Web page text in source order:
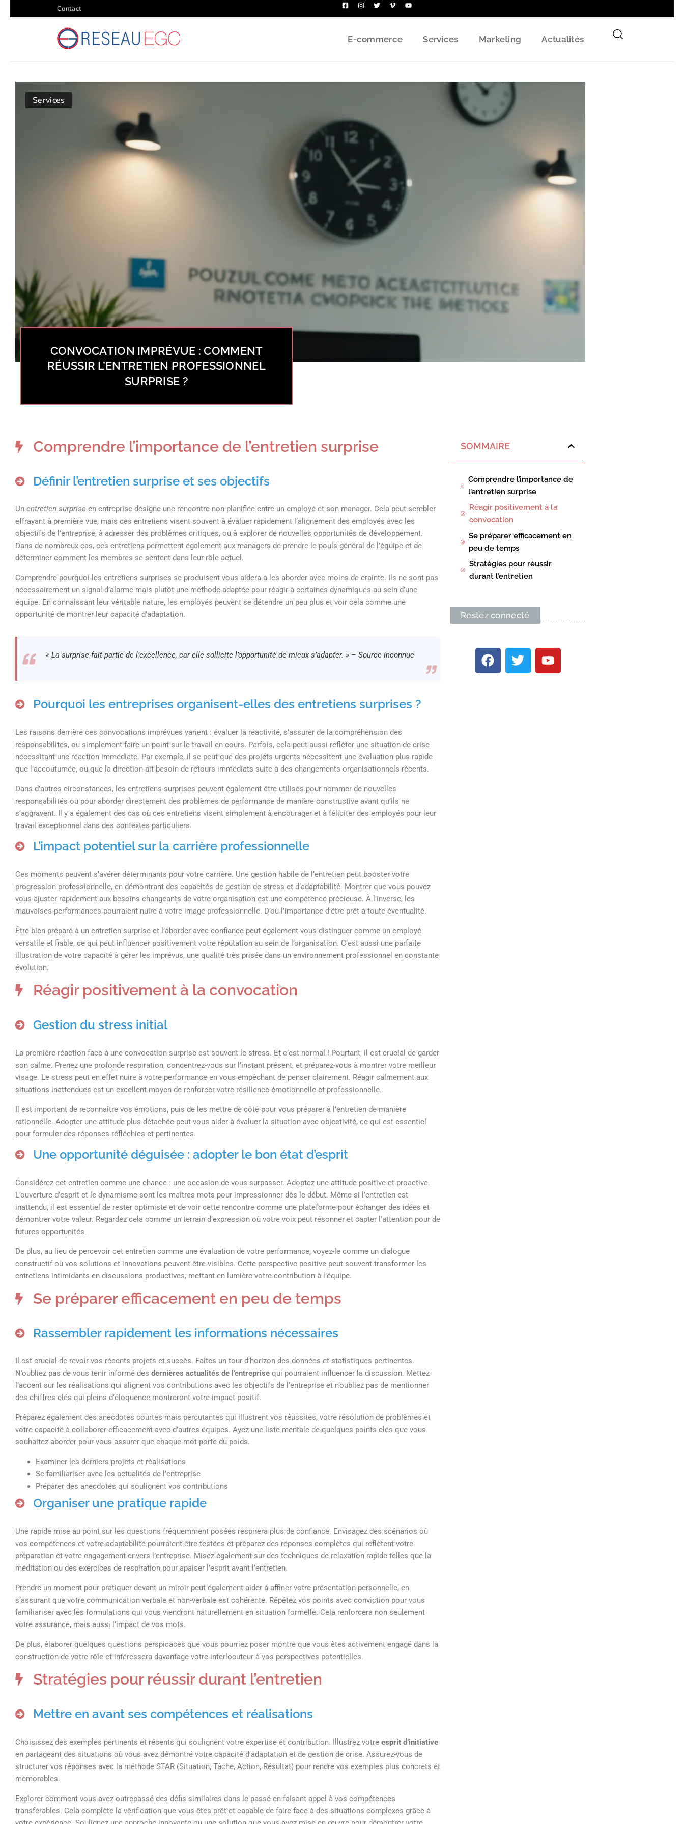
Contact
E-commerce Services Marketing Actualités
Services
CONVOCATION IMPRÉVUE : COMMENT
RÉUSSIR L’ENTRETIEN PROFESSIONNEL
SURPRISE ?
Comprendre l’importance de l’entretien surprise
Définir l’entretien surprise et ses objectifs
Un entretien surprise en entreprise désigne une rencontre non planifiée entre un employé et son manager. Cela peut sembler
effrayant à première vue, mais ces entretiens visent souvent à évaluer rapidement l’alignement des employés avec les
objectifs de l’entreprise, à adresser des problèmes critiques, ou à explorer de nouvelles opportunités de développement.
Dans de nombreux cas, ces entretiens permettent également aux managers de prendre le pouls général de l’équipe et de
déterminer comment les membres se sentent dans leur rôle actuel.
Comprendre pourquoi les entretiens surprises se produisent vous aidera à les aborder avec moins de crainte. Ils ne sont pas
nécessairement un signal d’alarme mais plutôt une méthode adaptée pour réagir à certaines dynamiques au sein d’une
équipe. En connaissant leur véritable nature, les employés peuvent se détendre un peu plus et voir cela comme une
opportunité de montrer leur capacité d’adaptation.
« La surprise fait partie de l’excellence, car elle sollicite l’opportunité de mieux s’adapter. » – Source inconnue
Pourquoi les entreprises organisent-elles des entretiens surprises ?
Les raisons derrière ces convocations imprévues varient : évaluer la réactivité, s’assurer de la compréhension des
responsabilités, ou simplement faire un point sur le travail en cours. Parfois, cela peut aussi refléter une situation de crise
nécessitant une réaction immédiate. Par exemple, il se peut que des projets urgents nécessitent une évaluation plus rapide
que l’accoutumée, ou que la direction ait besoin de retours immédiats suite à des changements organisationnels récents.
Dans d’autres circonstances, les entretiens surprises peuvent également être utilisés pour nommer de nouvelles
responsabilités ou pour aborder directement des problèmes de performance de manière constructive avant qu’ils ne
s’aggravent. Il y a également des cas où ces entretiens visent simplement à encourager et à féliciter des employés pour leur
travail exceptionnel dans des contextes particuliers.
L’impact potentiel sur la carrière professionnelle
Ces moments peuvent s’avérer déterminants pour votre carrière. Une gestion habile de l’entretien peut booster votre
progression professionnelle, en démontrant des capacités de gestion de stress et d’adaptabilité. Montrer que vous pouvez
vous ajuster rapidement aux besoins changeants de votre organisation est une compétence précieuse. À l’inverse, les
mauvaises performances pourraient nuire à votre image professionnelle. D’où l’importance d’être prêt à toute éventualité.
Être bien préparé à un entretien surprise et l’aborder avec confiance peut également vous distinguer comme un employé
versatile et fiable, ce qui peut influencer positivement votre réputation au sein de l’organisation. C’est aussi une parfaite
illustration de votre capacité à gérer les imprévus, une qualité très prisée dans un environnement professionnel en constante
évolution.
Réagir positivement à la convocation
Gestion du stress initial
La première réaction face à une convocation surprise est souvent le stress. Et c’est normal ! Pourtant, il est crucial de garder
son calme. Prenez une profonde respiration, concentrez-vous sur l’instant présent, et préparez-vous à montrer votre meilleur
visage. Le stress peut en effet nuire à votre performance en vous empêchant de penser clairement. Réagir calmement aux
situations inattendues est un excellent moyen de renforcer votre résilience émotionnelle et professionnelle.
Il est important de reconnaître vos émotions, puis de les mettre de côté pour vous préparer à l’entretien de manière
rationnelle. Adopter une attitude plus détachée peut vous aider à évaluer la situation avec objectivité, ce qui est essentiel
pour formuler des réponses réfléchies et pertinentes.
Une opportunité déguisée : adopter le bon état d’esprit
Considérez cet entretien comme une chance : une occasion de vous surpasser. Adoptez une attitude positive et proactive.
L’ouverture d’esprit et le dynamisme sont les maîtres mots pour impressionner dès le début. Même si l’entretien est
inattendu, il est essentiel de rester optimiste et de voir cette rencontre comme une plateforme pour échanger des idées et
démontrer votre valeur. Regardez cela comme un terrain d’expression où votre voix peut résonner et capter l’attention pour de
futures opportunités.
De plus, au lieu de percevoir cet entretien comme une évaluation de votre performance, voyez-le comme un dialogue
constructif où vos solutions et innovations peuvent être visibles. Cette perspective positive peut souvent transformer les
entretiens intimidants en discussions productives, mettant en lumière votre contribution à l’équipe.
Se préparer efficacement en peu de temps
Rassembler rapidement les informations nécessaires
Il est crucial de revoir vos récents projets et succès. Faites un tour d’horizon des données et statistiques pertinentes.
N’oubliez pas de vous tenir informé des dernières actualités de l’entreprise qui pourraient influencer la discussion. Mettez
l’accent sur les réalisations qui alignent vos contributions avec les objectifs de l’entreprise et n’oubliez pas de mentionner
des chiffres clés qui pleins d’éloquence montreront votre impact positif.
Préparez également des anecdotes courtes mais percutantes qui illustrent vos réussites, votre résolution de problèmes et
votre capacité à collaborer efficacement avec d’autres équipes. Ayez une liste mentale de quelques points clés que vous
souhaitez aborder pour vous assurer que chaque mot porte du poids.
Examiner les derniers projets et réalisations
Se familiariser avec les actualités de l’entreprise
Préparer des anecdotes qui soulignent vos contributions
Organiser une pratique rapide
Une rapide mise au point sur les questions fréquemment posées respirera plus de confiance. Envisagez des scénarios où
vos compétences et votre adaptabilité pourraient être testées et préparez des réponses complètes qui reflètent votre
préparation et votre engagement envers l’entreprise. Misez également sur des techniques de relaxation rapide telles que la
méditation ou des exercices de respiration pour apaiser l’esprit avant l’entretien.
Prendre un moment pour pratiquer devant un miroir peut également aider à affiner votre présentation personnelle, en
s’assurant que votre communication verbale et non-verbale est cohérente. Répétez vos points avec conviction pour vous
familiariser avec les formulations qui vous viendront naturellement en situation formelle. Cela renforcera non seulement
votre assurance, mais aussi l’impact de vos mots.
De plus, élaborer quelques questions perspicaces que vous pourriez poser montre que vous êtes activement engagé dans la
construction de votre rôle et intéressera davantage votre interlocuteur à vos perspectives potentielles.
Stratégies pour réussir durant l’entretien
Mettre en avant ses compétences et réalisations
Choisissez des exemples pertinents et récents qui soulignent votre expertise et contribution. Illustrez votre esprit d’initiative
en partageant des situations où vous avez démontré votre capacité d’adaptation et de gestion de crise. Assurez-vous de
structurer vos réponses avec la méthode STAR (Situation, Tâche, Action, Résultat) pour rendre vos exemples plus concrets et
mémorables.
Explorer comment vous avez outrepassé des défis similaires dans le passé en faisant appel à vos compétences
transférables. Cela complète la vérification que vous êtes prêt et capable de faire face à des situations complexes grâce à
SOMMAIRE
Comprendre l’importance de
l’entretien surprise
Réagir positivement à la
convocation
Se préparer efficacement en
peu de temps
Stratégies pour réussir
durant l’entretien
Restez connecté